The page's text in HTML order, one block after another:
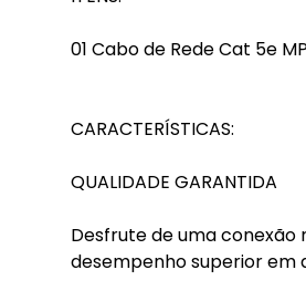
01 Cabo de Rede Cat 5e
CARACTERÍSTICAS:
QUALIDADE GARANTIDA
Desfrute de uma
desempenho superior em